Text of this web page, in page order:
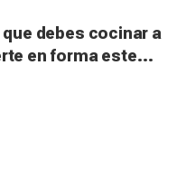
debes cocinar a
en forma este